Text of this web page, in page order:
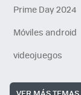
Prime Day 2024
Móviles android
videojuegos
VER MÁS TEMAS